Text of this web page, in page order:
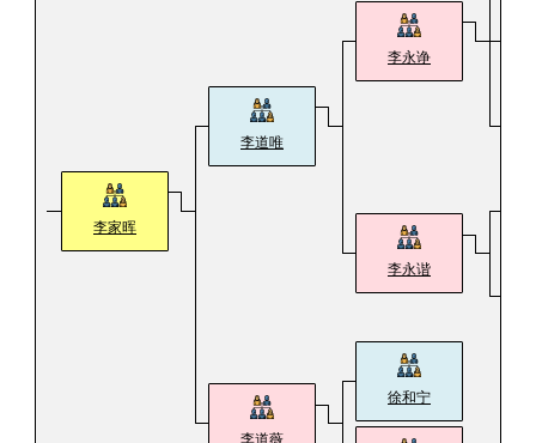
李家晖
李道唯
李永诤
李永谐
徐和宁